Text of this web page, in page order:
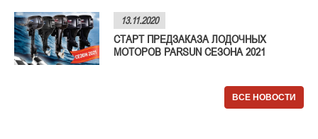
13.11.2020
СТАРТ ПРЕДЗАКАЗА ЛОДОЧНЫХ
МОТОРОВ PARSUN СЕЗОНА 2021
ВСЕ НОВОСТИ